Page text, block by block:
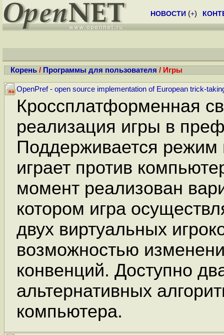
НОВОСТИ (+)
Корень / Программы для пользователя / Игры
OpenPref - open source implementation of European trick-
Кроссплатформенная
реализация игры в
Поддерживается режим
играет против
момент реализован
котором игра
двух виртуальных
возможностью
конвенций. Доступно
альтернативных
компьютера.